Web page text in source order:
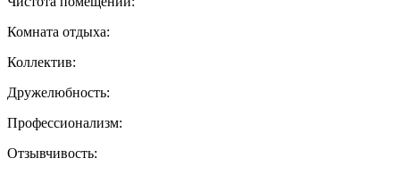
Комната отдыха:
Коллектив:
Дружелюбность:
Профессионализм:
Отзывчивость: